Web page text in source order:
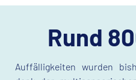
Rund
Auffälligkeiten wurden